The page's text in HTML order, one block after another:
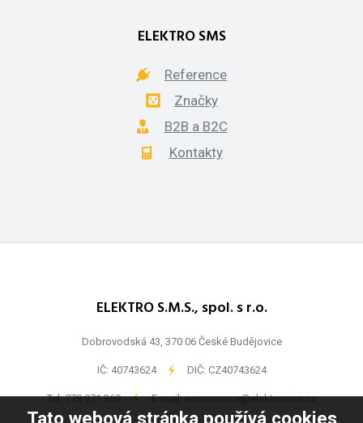
Tato webová stránka používá cookies
ELEKTRO SMS
Reference
Značky
B2B a B2C
Kontakty
ELEKTRO S.M.S., spol. s r.o.
Dobrovodská 43, 370 06 České Budějovice
IČ: 40743624 - DIČ: CZ40743624
Tel:778 971 369 - E-mail:ecommerce@elektrosms.cz